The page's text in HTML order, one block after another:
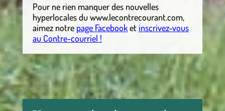
Pour ne rien manquer des nouvelles
hyperlocalesdu www.lecontrecourant.com,
aimez notre page Facebooket inscrivez-vous
au Contre-courriel !